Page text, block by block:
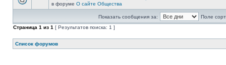
в форуме О сайте Общества
Показать сообщения за:
Поле
Страница 1 из 1 [ Результатов поиска: 1 ]
Список форумов